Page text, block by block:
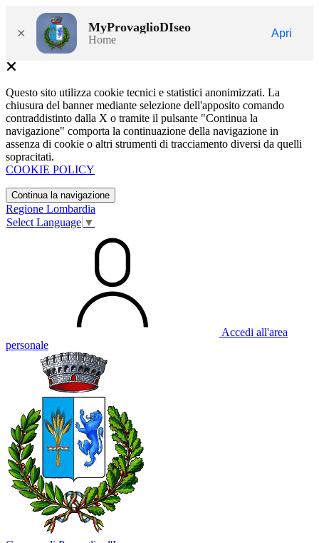
× MyProvaglioDIseo
Home
Apri
Questo sito utilizza cookie tecnici e statistici anonimizzati. La
chiusura del banner mediante selezione dell'apposito comando
contraddistinto dalla X o tramite il pulsante "Continua la
navigazione" comporta la continuazione della navigazione in
assenza di cookie o altri strumenti di tracciamento diversi da quelli
sopracitati.
COOKIE POLICY
Continua la navigazione
Regione Lombardia
Select Language ▼
Accedi all'area
personale